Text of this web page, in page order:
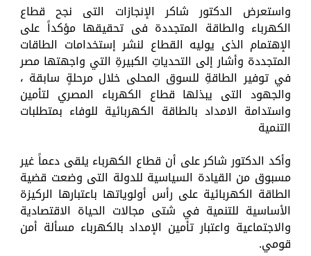
واستعرض الدكتور شاكر الإنجازات التى نجح قطاع
الكهرباء والطاقة المتجددة فى تحقيقها مؤكداً على
الإهتمام الذى يوليه القطاع لنشر إستخدامات الطاقات
المتجددة وأشار إلى التحدياتِ الكبيرةِ التي واجهتها مصر
في توفير الطاقةِ للسوق المحلى خلال مرحلةٍ سابقة ،
والجهود التى يبذلها قطاع الكهرباء المصري لتأمين
واستدامة الامداد بالطاقة الكهربائية للوفاء بمتطلبات
التنمية
وأكد الدكتور شاكر على أن قطاع الكهرباء يلقى دعماً غير
مسبوق من القيادة السياسية للدولة التى وضعت قضية
الطاقة الكهربائية على رأس أولوياتها باعتبارها الركيزة
الأساسية للتنمية في شتى مجالات الحياة الاقتصادية
والاجتماعية واعتبار تأمين الإمداد بالكهرباء مسألة أمن
قومي.